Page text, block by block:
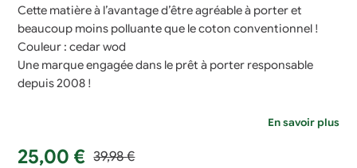
Cette matière à l’avantage d’être agréable à porter et
beaucoup moins polluante que le coton conventionnel !
Couleur : cedar wod
Une marque engagée dans le prêt à porter responsable
depuis 2008 !
En savoir plus
39,98€
Le
25,00 €
Le